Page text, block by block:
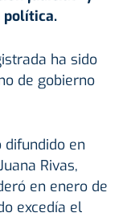
política.
ha sido
de gobierno
en
Rivas,
en enero de
excedía el